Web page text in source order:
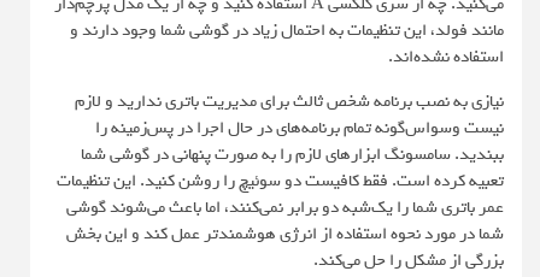
مانند فولد، این تنظیمات به احتمال زیاد در گوشی شما وجود دارند و
استفاده نشده‌اند.
نیازی به نصب برنامه شخص ثالث برای مدیریت باتری ندارید و لازم
نیست وسواس‌گونه تمام برنامه‌های در حال اجرا در پس‌زمینه را
ببندید. سامسونگ ابزارهای لازم را به صورت پنهانی در گوشی شما
تعبیه کرده است. فقط کافیست دو سوئیچ را روشن کنید. این تنظیمات
عمر باتری شما را یک‌شبه دو برابر نمی‌کنند، اما باعث می‌شوند گوشی
شما در مورد نحوه استفاده از انرژی هوشمندتر عمل کند و این بخش
بزرگی از مشکل را حل می‌کند.